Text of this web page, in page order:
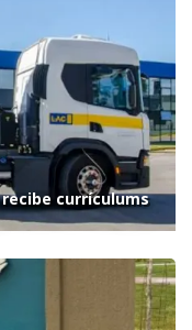
recibe currículums